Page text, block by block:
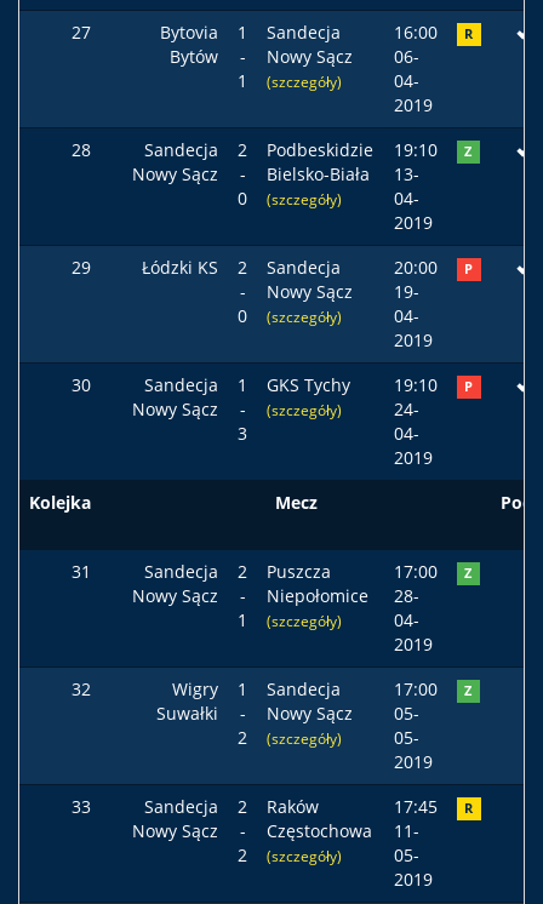
27
Bytovia
Bytów
1
-
1
Sandecja
Nowy Sącz
(szczegóły)
16:00
06-
04-
2019
R
28
Sandecja
Nowy Sącz
2
-
0
Podbeskidzie
Bielsko-Biała
(szczegóły)
19:10
13-
04-
2019
Z
29 Łódzki KS
2
-
0
Sandecja
Nowy Sącz
(szczegóły)
20:00
19-
04-
2019
P
30
Sandecja
Nowy Sącz
1
-
3
GKS Tychy
(szczegóły)
19:10
24-
04-
2019
P
Kolejka Mecz
31
Sandecja
Nowy Sącz
2
-
1
Puszcza
Niepołomice
(szczegóły)
17:00
28-
04-
2019
Z
32
Wigry
Suwałki
1
-
2
Sandecja
Nowy Sącz
(szczegóły)
17:00
05-
05-
2019
Z
33
Sandecja
Nowy Sącz
2
-
2
Raków
Częstochowa
(szczegóły)
17:45
11-
05-
2019
R